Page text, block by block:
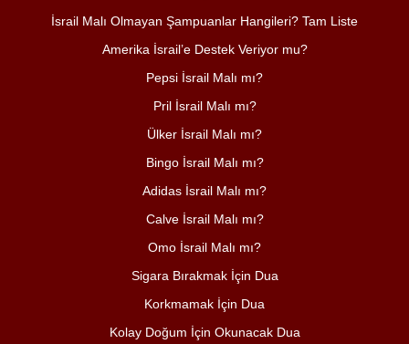
İsrail Malı Olmayan Şampuanlar Hangileri? Tam Liste
Amerika İsrail’e Destek Veriyor mu?
Pepsi İsrail Malı mı?
Pril İsrail Malı mı?
Ülker İsrail Malı mı?
Bingo İsrail Malı mı?
Adidas İsrail Malı mı?
Calve İsrail Malı mı?
Omo İsrail Malı mı?
Sigara Bırakmak İçin Dua
Korkmamak İçin Dua
Kolay Doğum İçin Okunacak Dua